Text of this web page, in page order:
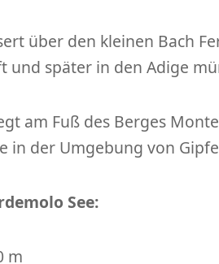
über den kleinen Bach
und später in den Adige
am Fuß des Berges
in der Umgebung von
See:
m